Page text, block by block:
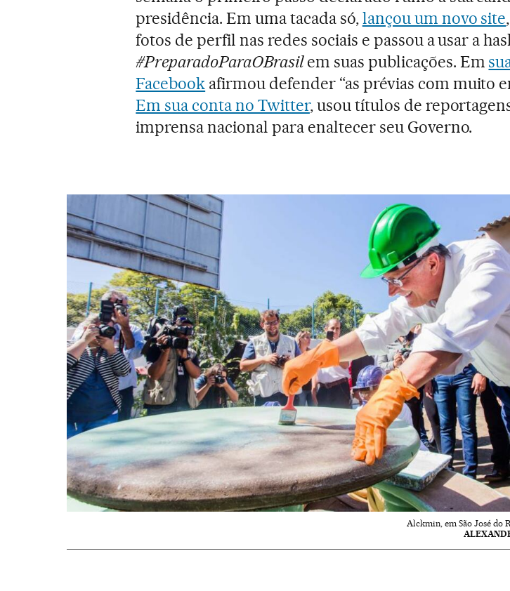
presidência. Em uma tacada só,lançou um novo site
fotos de perfil nas redes sociais e passou a usar a
#PreparadoParaOBrasilem suas publicações. Em
Facebook afirmou defender “as prévias com muito
Em sua conta no Twitter, usou títulos de
imprensa nacional para enaltecer seu Governo.
Alckmin, em São José do